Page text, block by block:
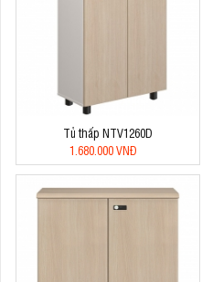
Tủ thấp NTV1260D
1.680.000 VNĐ